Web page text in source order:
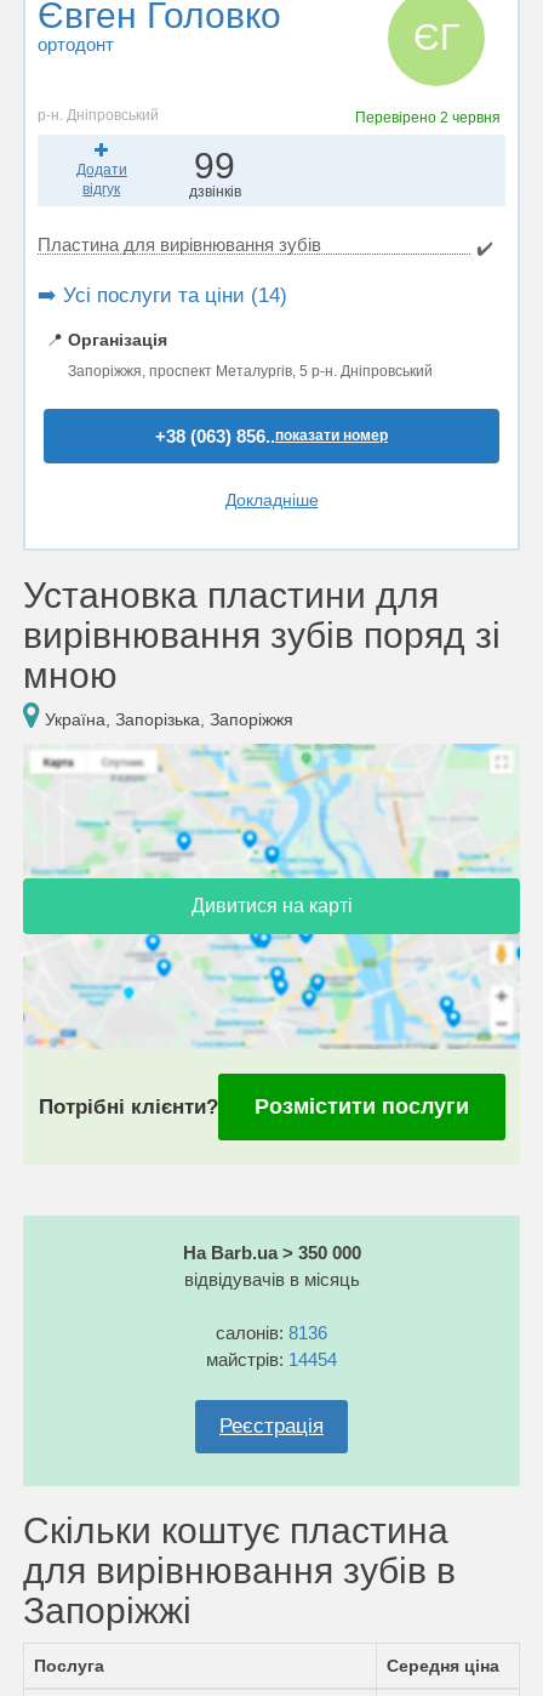
Євген Головко
ортодонт ЄГ
р-н. Дніпровський Перевірено 2 червня
Додати
відгук
99
дзвінків
Пластина для вирівнювання зубів ✔️
➡️ Усі послуги та ціни (14)
📍 Організація
Запоріжжя, проспект Металургів, 5 р-н. Дніпровський
+38 (063) 856..показати номер
Докладніше
Установка пластини для
вирівнювання зубів поряд зі
мною
Україна, Запорізька, Запоріжжя
Дивитися на карті
Потрібні клієнти? Розмістити послуги
На Barb.ua > 350 000
відвідувачів в місяць
салонів: 8136
майстрів: 14454
Реєстрація
Скільки коштує пластина
для вирівнювання зубів в
Запоріжжі
Послуга Середня ціна